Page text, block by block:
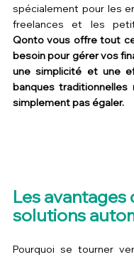
spécialement pour les
Qonto vous offre tout
besoin pour gérer vos
une simplicité et une
banques
simplement pas égaler.
Les avantages
solutions
Pourquoi se tourner